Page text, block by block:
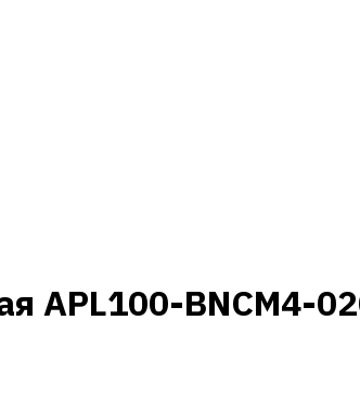
APL100-BNCM4-